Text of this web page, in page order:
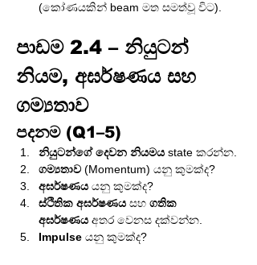
(කෝණයකින් beam මත සමත්වූ විට).
පාඩම 2.4 – නියුටන්
නියම, අඝර්ෂණය සහ
ගම්‍යතාව
පදනම (Q1–5)
නියුටන්ගේ දෙවන නියමය state කරන්න.
ගම්‍යතාව (Momentum) යනු කුමක්ද?
අඝර්ෂණය යනු කුමක්ද?
ස්ථිතික අඝර්ෂණය සහ ගතික
අඝර්ෂණය අතර වෙනස දක්වන්න.
Impulse යනු කුමක්ද?